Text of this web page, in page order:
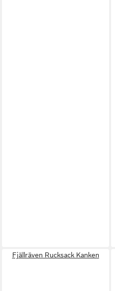
Fjällräven Rucksack Kanken